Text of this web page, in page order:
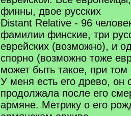
финны, двое русских
Distant Relative - 96
фамилии финские, три
еврейских (возможно), и
спорно (возможно тоже
может быть такое, при
У меня есть его древо, он
продолжала после его
армяне. Метрику о его